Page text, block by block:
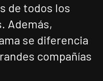
de todos los
Además,
se diferencia
compañías